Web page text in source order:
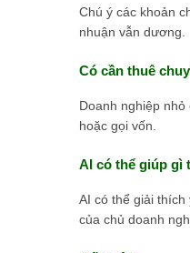
Chú ý các khoản
nhuận vẫn dương.
Có cần thuê
Doanh nghiệp
hoặc gọi vốn.
AI có thể giúp gì
AI có thể giải
của chủ doanh